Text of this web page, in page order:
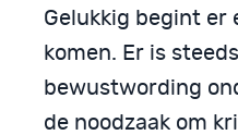
Gelukkig begint er
komen. Er is
bewustwording
de noodzaak om